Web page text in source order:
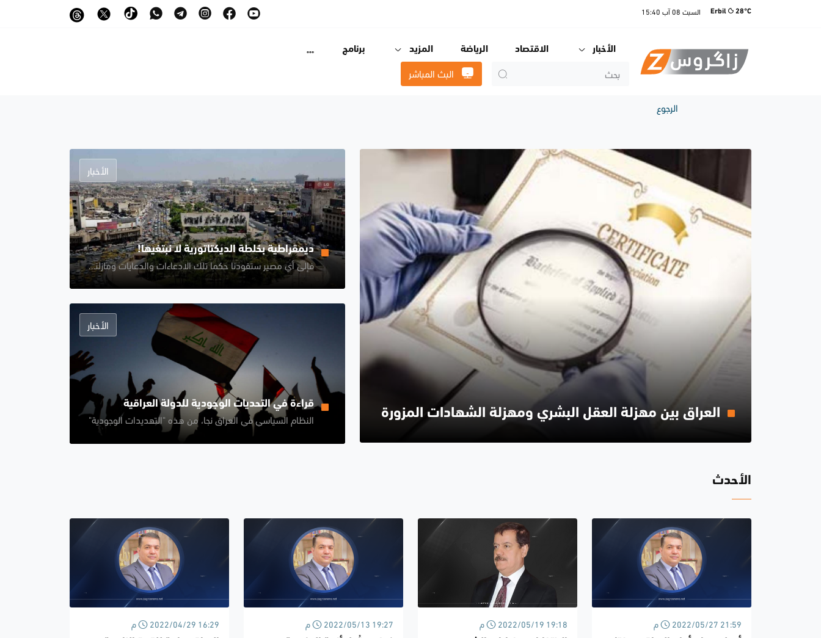
Erbil 28°C السبت 08 آب 15:40
الأخبار الاقتصاد الرياضة المزيد برنامج
البث المباشر
الرجوع
العراق بين مهزلة العقل البشري ومهزلة الشهادات المزورة
الأخبار
ديمقراطية بخلطة الديكتاتورية لا نبتغيها!
فإلى أي مصير ستقودنا حكما تلك الادعاءات والدعايات ومازلنا نتحدث عن آلاف المهجرين والمسلوبين الحقوق والكفاءات المغيبة؟
الأخبار
قراءة في التحديات الوجودية للدولة العراقية
النظام السياسي في العراق نجا، من هذه "التهديدات الوجودية"
الأحدث
2022/05/27 21:59 م 2022/05/19 19:18 م 2022/05/13 19:27 م 2022/04/29 16:29 م